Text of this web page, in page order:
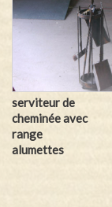
serviteur de
cheminée avec
range
alumettes